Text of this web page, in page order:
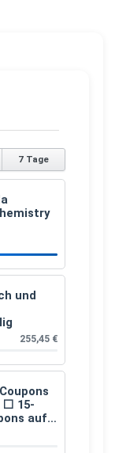
7 Tage
und
255,45 €
15-
auf
ab 2